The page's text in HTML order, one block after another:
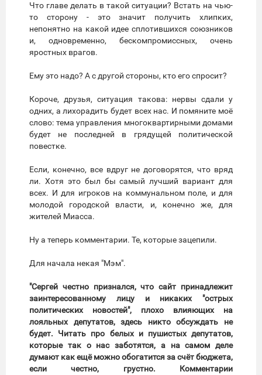
Что главе делать в такой ситуации? Встать на чью-
то сторону - это значит получить хлипких,
непонятно на какой идее сплотившихся союзников
и, одновременно, бескомпромиссных, очень
яростных врагов.
Ему это надо? А с другой стороны, кто его спросит?
Короче, друзья, ситуация такова: нервы сдали у
одних, а лихорадить будет всех нас. И помяните моё
слово: тема управления многоквартирными домами
будет не последней в грядущей политической
повестке.
Если, конечно, все вдруг не договорятся, что вряд
ли. Хотя это был бы самый лучший вариант для
всех. И для игроков на коммунальном поле, и для
молодой городской власти, и, конечно же, для
жителей Миасса.
Ну а теперь комментарии. Те, которые зацепили.
Для начала некая "Мэм".
"Сергей честно признался, что сайт принадлежит
заинтересованному лицу и никаких "острых
политических новостей", плохо влияющих на
лояльных депутатов, здесь никто обсуждать не
будет. Читать про белых и пушистых депутатов,
которые так о нас заботятся, а на самом деле
думают как ещё можно обогатится за счёт бюджета,
если честно, грустно. Комментарии